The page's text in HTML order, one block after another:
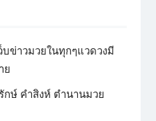
ข่าวมวยในทุกๆแวดวงมี
ย
กษ์ คำสิงห์ ตำนานมวย